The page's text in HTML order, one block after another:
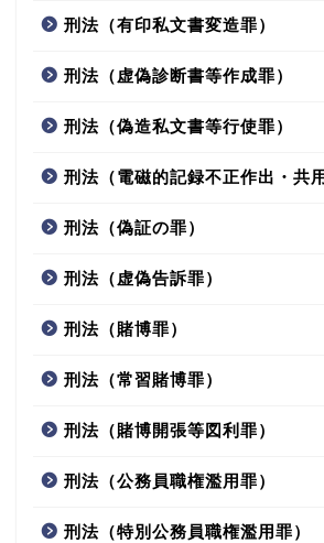
刑法（有印私文書変造罪）
刑法（虚偽診断書等作成罪）
刑法（偽造私文書等行使罪）
刑法（電磁的記録不正作出・共用
刑法（偽証の罪）
刑法（虚偽告訴罪）
刑法（賭博罪）
刑法（常習賭博罪）
刑法（賭博開張等図利罪）
刑法（公務員職権濫用罪）
刑法（特別公務員職権濫用罪）